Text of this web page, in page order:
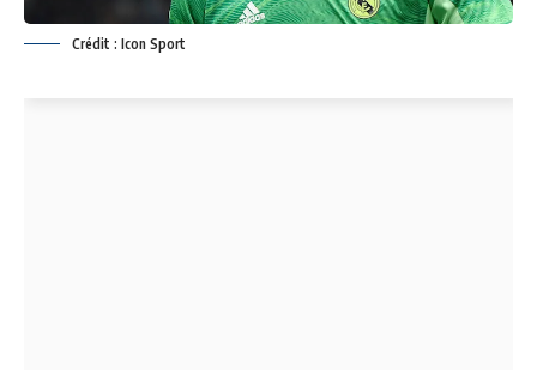
Crédit : Icon Sport